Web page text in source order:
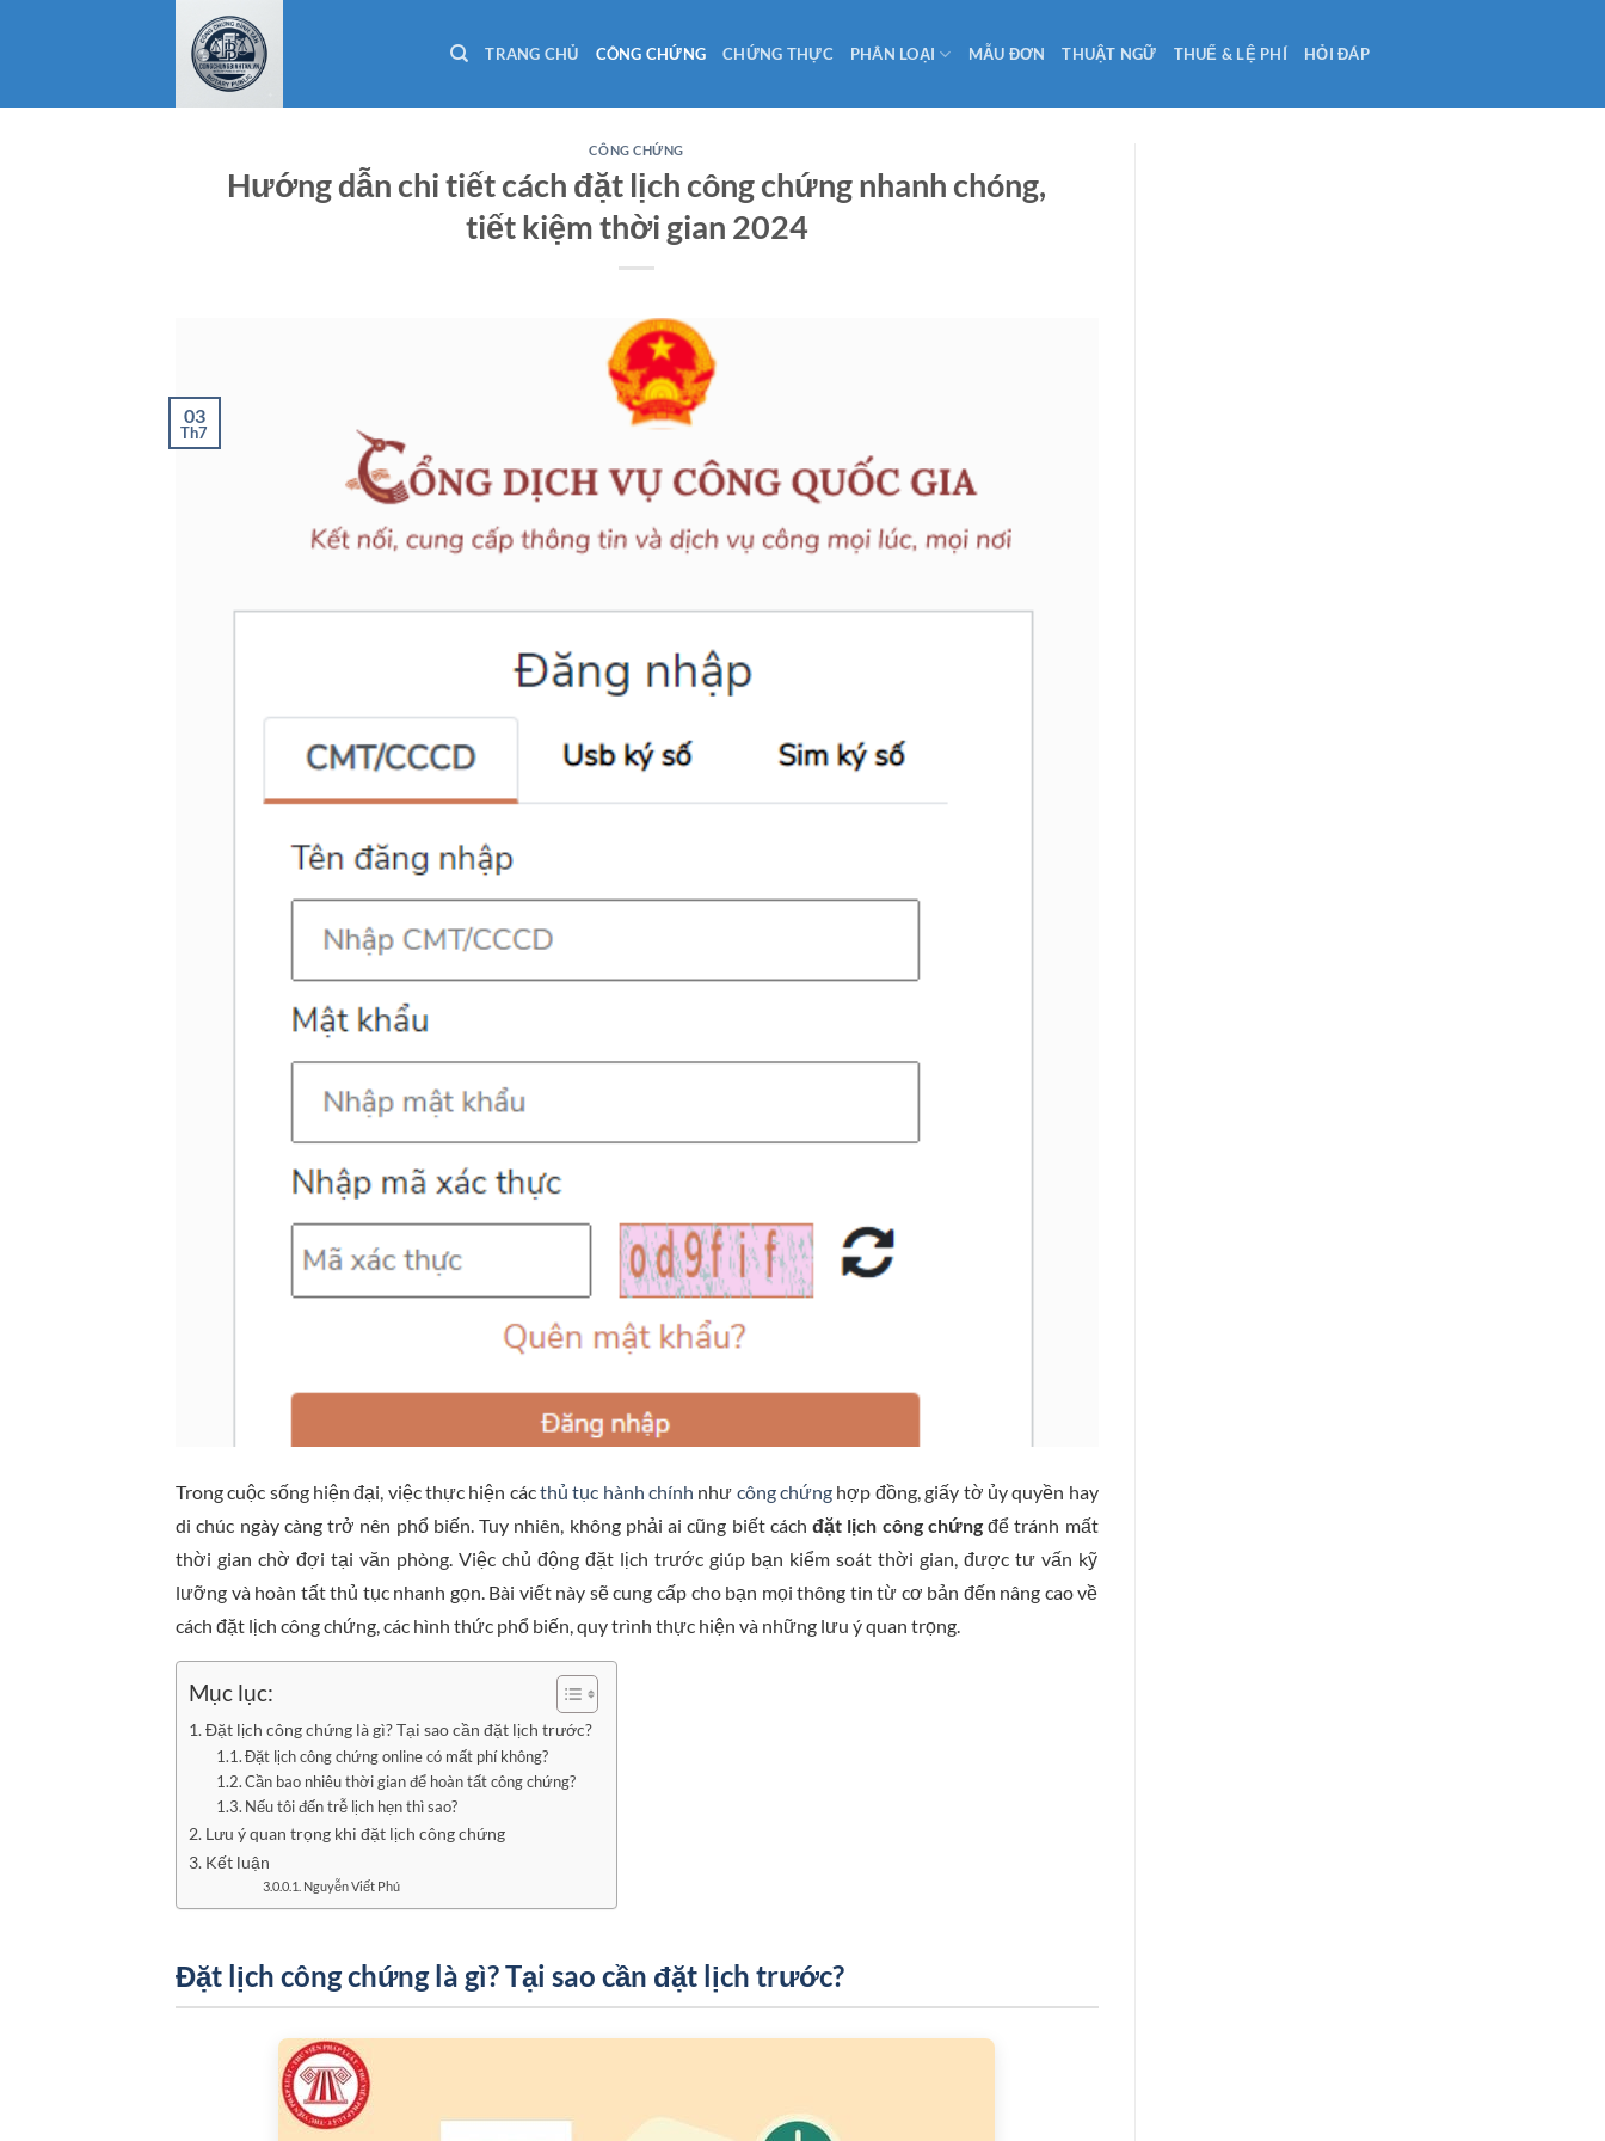
dung
TRANG CHỦ CÔNG CHỨNG CHỨNG THỰC PHÂN LOẠI MẪU ĐƠN THUẬT NGỮ THUẾ & LỆ PHÍ HỎI ĐÁP
CÔNG CHỨNG
Hướng dẫn chi tiết cách đặt lịch công chứng nhanh chóng,
tiết kiệm thời gian 2024
03
Th7
Trong cuộc sống hiện đại, việc thực hiện cácthủ tục hành chính như công chứng hợp đồng, giấy tờ ủy quyền hay
di chúc ngày càng trở nên phổ biến. Tuy nhiên, không phải ai cũng biết cách đặt lịch công chứngđể tránh mất
thời gian chờ đợi tại văn phòng. Việc chủ động đặt lịch trước giúp bạn kiểm soát thời gian, được tư vấn kỹ
lưỡng và hoàn tất thủ tục nhanh gọn. Bài viết này sẽ cung cấp cho bạn mọi thông tin từ cơ bản đến nâng cao về
cách đặt lịch công chứng, các hình thức phổ biến, quy trình thực hiện và những lưu ý quan trọng.
Mục lục:
Đặt lịch công chứng là gì? Tại sao cần đặt lịch trước?
Đặt lịch công chứng online có mất phí không?
Cần bao nhiêu thời gian để hoàn tất công chứng?
Nếu tôi đến trễ lịch hẹn thì sao?
Lưu ý quan trọng khi đặt lịch công chứng
Kết luận
Nguyễn Viết Phú
Đặt lịch công chứng là gì? Tại sao cần đặt lịch trước?